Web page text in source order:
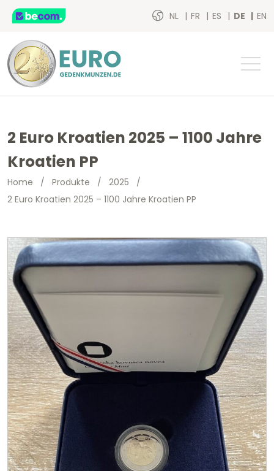
NL FR ES DE EN
2 Euro Kroatien 2025 – 1100 Jahre
Kroatien PP
Home / Produkte / 2025 /
2 Euro Kroatien 2025 – 1100 Jahre Kroatien PP